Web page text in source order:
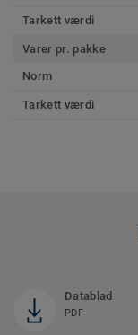
Tarkett værdi
Varer pr. pakke
Norm
Tarkett værdi
Datablad
PDF